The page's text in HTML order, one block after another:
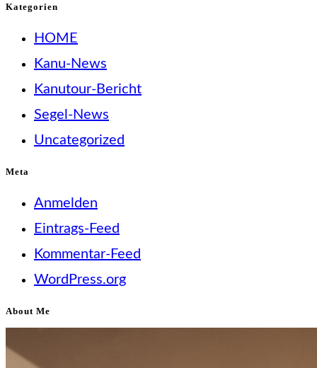
Kategorien
HOME
Kanu-News
Kanutour-Bericht
Segel-News
Uncategorized
Meta
Anmelden
Eintrags-Feed
Kommentar-Feed
WordPress.org
About Me